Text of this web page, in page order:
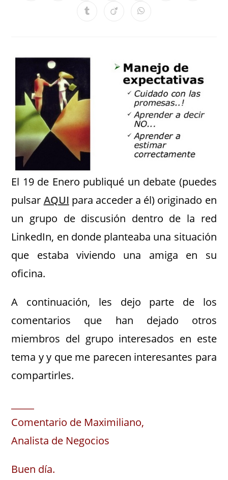
El 19 de Enero publiqué un debate (puedes
pulsar AQUI para acceder a él) originado en
un grupo de discusión dentro de la red
LinkedIn, en donde planteaba una situación
que estaba viviendo una amiga en su
oficina.
A continuación, les dejo parte de los
comentarios que han dejado otros
miembros del grupo interesados en este
tema y y que me parecen interesantes para
compartirles.
Comentario de Maximiliano,
Analista de Negocios
Buen día.